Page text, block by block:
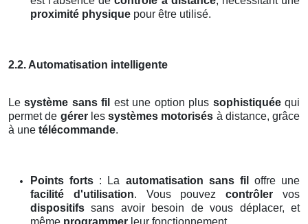
proximité physique pour être utilisé.
2.2. Automatisation intelligente
Lesystème sans fil est une option plus sophistiquéequi
permet de gérerles systèmes motorisés à distance, grâce
à une télécommande.
Points forts : La automatisation sans fil
offre une
facilité d'utilisation. Vous pouvezcontrôler vos
dispositifs sans avoir besoin de vous déplacer, et